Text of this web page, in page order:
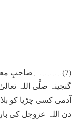
(7)۔۔۔۔۔۔صاحبِ
گنجینہ صلَّی اللہ
آدمی کسی چڑيا کو
دن اللہ عزوجل کی